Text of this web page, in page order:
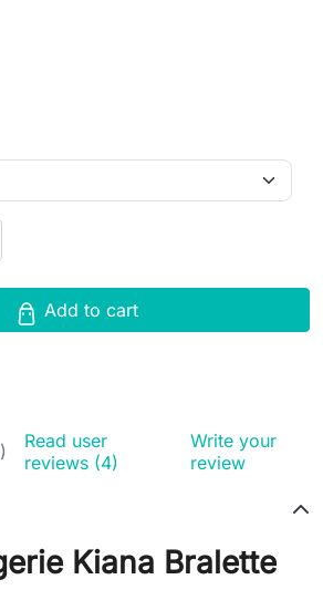
Add to cart
Read user
reviews (4)
Write your
review
Kiana Bralette